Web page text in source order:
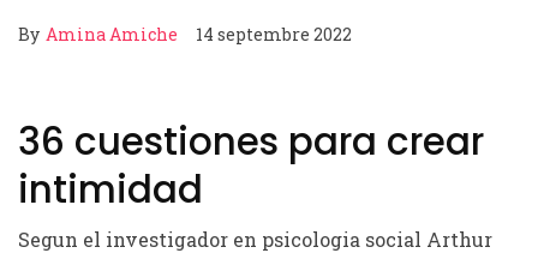
By Amina Amiche 14 septembre 2022
36 cuestiones para crear
intimidad
Segun el investigador en psicologia social Arthur